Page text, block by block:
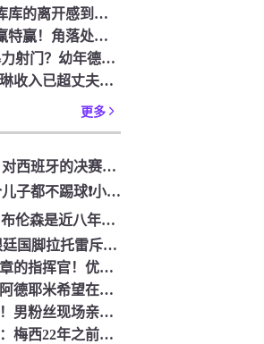
[值得一看]特里：对库库的离开感到失望，但罗杰斯的到来又让我
[视频]年纪轻轻就大赢特赢！角落处打闹的亚马尔和尼科！
[有道理嘛?]从小就暴力射门？幼年德布劳内和他踢坏的树篱！
【推荐】太阳报：科琳收入已超丈夫鲁尼 自己设计服装8岁儿子当
更多
【视频】帕雷德斯：对西班牙的决赛是梅西国家队的最后一场比赛
【皇家马德里】三个儿子都不踢球❗️小贝气炸：三个坑爹货，只能
[体育报道]尼克·杨：布伦森是近八年最佳 联盟只有詹库杜能媲
【视频/集锦】前阿根廷国脚拉托雷斥“阴谋论”：彻底疯了，典型
【国际米兰】蓝黑乐章的指挥官！优雅的波兰中场节拍器！
【值得一看】每体：阿德耶米希望在巴萨继续穿27号球衣，但西甲
【集锦】追星天花板！男粉丝现场亲到夏奇拉，这波直接能吹一辈子
【体育视频】王楚淇：梅西22年之前一直被这踢法针对，铁杆球迷